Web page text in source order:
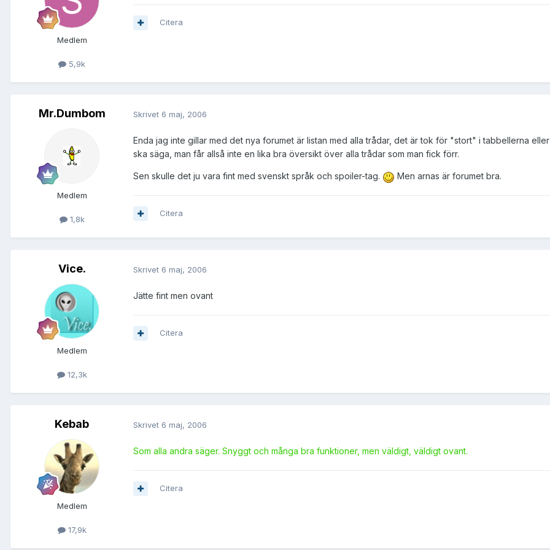
Medlem
5,9k
Citera
Mr.Dumbom
Medlem
1,8k
Skrivet 6 maj, 2006
Enda jag inte gillar med det nya forumet är listan med alla trådar, det är tok för "stort" i tabbellerna
ska säga, man får allså inte en lika bra översikt över alla trådar som man fick förr.
Sen skulle det ju vara fint med svenskt språk och spoiler-tag. Men arnas är forumet bra.
Citera
Vice.
Medlem
12,3k
Skrivet 6 maj, 2006
Jätte fint men ovant
Citera
Kebab
Medlem
17,9k
Skrivet 6 maj, 2006
Som alla andra säger. Snyggt och många bra funktioner, men väldigt, väldigt ovant.
Citera